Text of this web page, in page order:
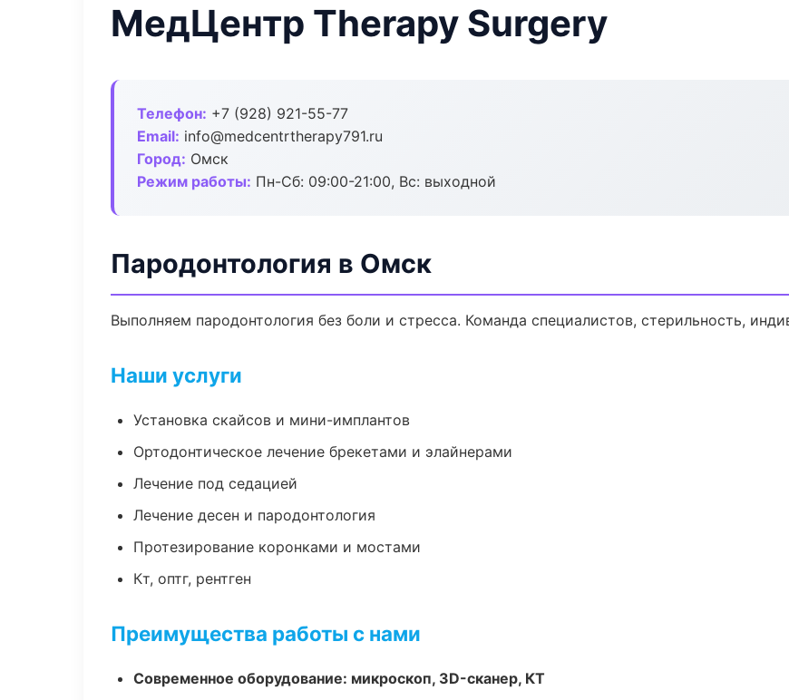
МедЦентр Therapy Surgery
Телефон: +7 (928) 921-55-77
Email: info@medcentrtherapy791.ru
Город: Омск
Режим работы: Пн-Сб: 09:00-21:00, Вс: выходной
Пародонтология в Омск
Выполняем пародонтология без боли и стресса. Команда специалистов, стерильность,
Наши услуги
Установка скайсов и мини-имплантов
Ортодонтическое лечение брекетами и элайнерами
Лечение под седацией
Лечение десен и пародонтология
Протезирование коронками и мостами
Кт, оптг, рентген
Преимущества работы с нами
Современное оборудование: микроскоп, 3D-сканер, КТ